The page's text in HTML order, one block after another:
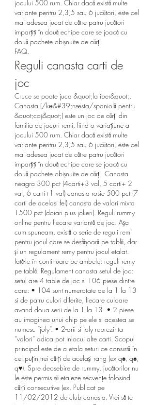
jocului 500 rum. Chiar dacă există multe
variante pentru 2,3,5 sau 6 jucători, este cel
mai adesea jucat de către patru jucători
imparțiți în două echipe care se joacă cu
două pachete obișnuite de cărți.
FAQ.
Reguli canasta carti de
joc
Cruce se poate juca &quot;la iber&quot;.
Canasta (/kə&#39;næsta/spaniolă pentru
&quot;coș&quot;) este un joc de cărți din
familia de jocuri remi, fiind o variațiune a
jocului 500 rum. Chiar dacă există multe
variante pentru 2,3,5 sau 6 jucători, este cel
mai adesea jucat de către patru jucători
imparțiți în două echipe care se joacă cu
două pachete obișnuite de cărți. Canasta
neagra 300 pct (4carti+3 val, 5 carti+ 2
val, 6 carti+1 val) canasta rosie 500 pct (7
carti de acelasi fel) canasta de valori mixta
1500 pct (doiari plus jokeri). Reguli rummy
online pentru fiecare variantă de joc. Așa
cum spuneam, există o serie de reguli remi
pentru jocul care se desfășoară pe tablă, dar
și un regulament remy pentru jocul etalat.
Iată-le în continuare pe ambele: reguli remy
pe tablă. Regulament canasta setul de joc:
setul are 4 table de joc si 106 piese dintre
care: • 104 sunt numerotate de la 1 la 13
si de patru culori diferite, fiecare culoare
avand doua serii de la 1 la 13. • 2 piese
au imaginea unui chip pe ele si acestea se
numesc “joly”. • 2-arii si joly reprezinta
“valori” adica pot inlocui alte carti. Scopul
principal este de a etala seturi ce consistă în
cel puțin trei cărți de același rang (ex q♠, q♠,
q♥). Spre deosebire de rummy, jucătorilor nu
le este permis să etaleze secvențe folosind
cărți consecutive (ex. Publicat pe
11/02/2012 de club canasta. Vrei să te